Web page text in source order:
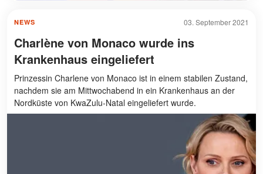
03. September 2021
NEWS
Charlène von Monaco wurde ins
Krankenhaus eingeliefert
Prinzessin Charlene von Monaco ist in einem stabilen Zustand,
nachdem sie am Mittwochabend in ein Krankenhaus an der
Nordküste von KwaZulu-Natal eingeliefert wurde.